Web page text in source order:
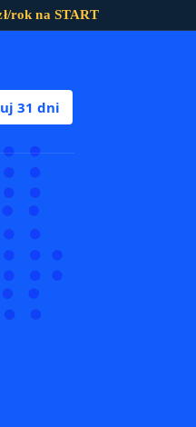
rok na START
31 dni